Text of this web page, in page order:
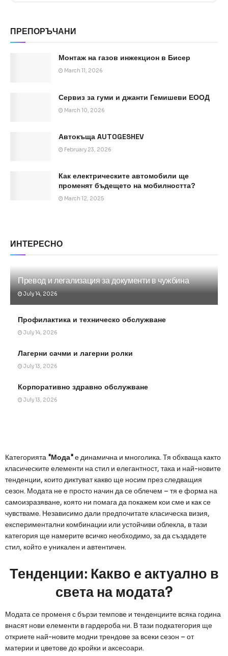
ПРЕПОРЪЧАНИ
Монтаж на газов инжекцион в Бисер
March 11, 2026
Сервиз за гуми и джанти Гемишеви ЕООД
March 10, 2026
Автокъща AUTOGESHEV
February 23, 2026
Как електрическите автомобили ще
променят бъдещето на мобилността?
March 12, 2025
ИНТЕРЕСНО
Превод и легализация за документи в чужбина
July 14, 2026
Профилактика и техническо обслужване
July 14, 2026
Лагерни сачми и лагерни ролки
July 13, 2026
Корпоративно здравно обслужване
July 13, 2026
Категорията "Мода"е динамична и многолика. Тя обхваща както
класическите елементи на стил и елегантност, така и най-новите
тенденции, които диктуват какво ще носим през следващия
сезон. Модата не е просто начин да се облечем – тя е форма на
самоизразяване, която ни помага да покажем кои сме и как се
чувстваме. Независимо дали предпочитате класическа визия,
експериментални комбинации или устойчиви облекла, в тази
категория ще намерите всичко необходимо, за да създадете
стил, който е уникален и автентичен.
Тенденции: Какво е актуално в
света на модата?
Модата се променя с бързи темпове и тенденциите всяка година
внасят нови елементи в гардероба ни. В тази подкатегория ще
откриете най-новите модни трендове за всеки сезон – от
материи и цветове до кройки и аксесоари.